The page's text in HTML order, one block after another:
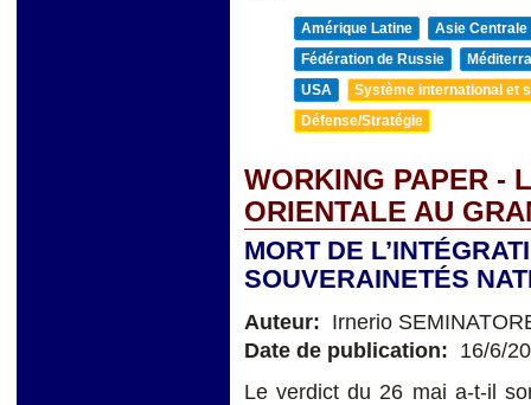
Amérique Latine
Asie Centrale
Fédération de Russie
USA
Système international et
Défense/Stratégie
WORKING PAPER -
ORIENTALE AU
MORT DE
SOUVERAINETÉS
Auteur: Irnerio
Date de publication: 16/6/
Le verdict du 26 mai a-t-il